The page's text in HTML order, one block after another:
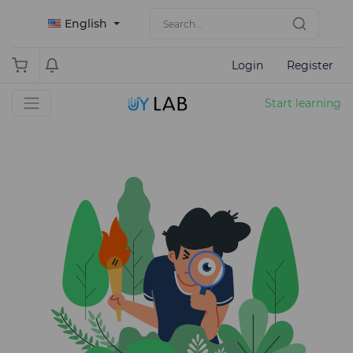
English
Login Register
Start learning